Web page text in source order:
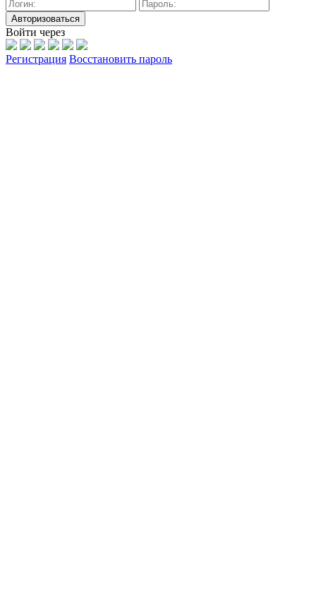
Авторизоваться
Войти через
Регистрация Восстановить пароль